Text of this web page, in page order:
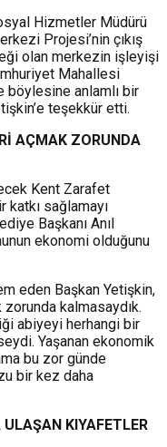
Hizmetler Müdürü
Projesi’nin çıkış
olan merkezin işleyişi
Mahallesi
böylesine anlamlı bir
teşekkür etti.
AÇMAK ZORUNDA
Kent Zarafet
sağlamayı
Başkanı Anıl
ekonomi olduğunu
eden Başkan Yetişkin,
kalmasaydık.
abiyeyi herhangi bir
Yaşanan ekonomik
bu zor günde
bir kez daha
KIYAFETLER